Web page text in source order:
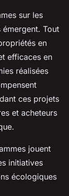
sur les
Tout
en
efficaces en
réalisées
ces projets
et acheteurs
jouent
initiatives
écologiques